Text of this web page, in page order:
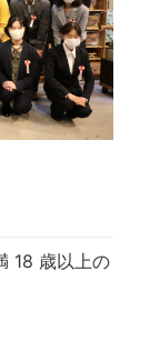
18 歳以上の